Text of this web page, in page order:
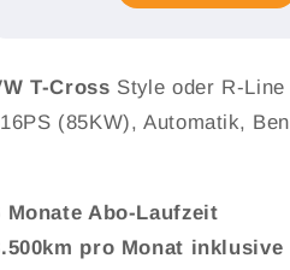
T-Cross Style oder R-Line
(85KW), Automatik,
Monate Abo-Laufzeit
pro Monat inklusive